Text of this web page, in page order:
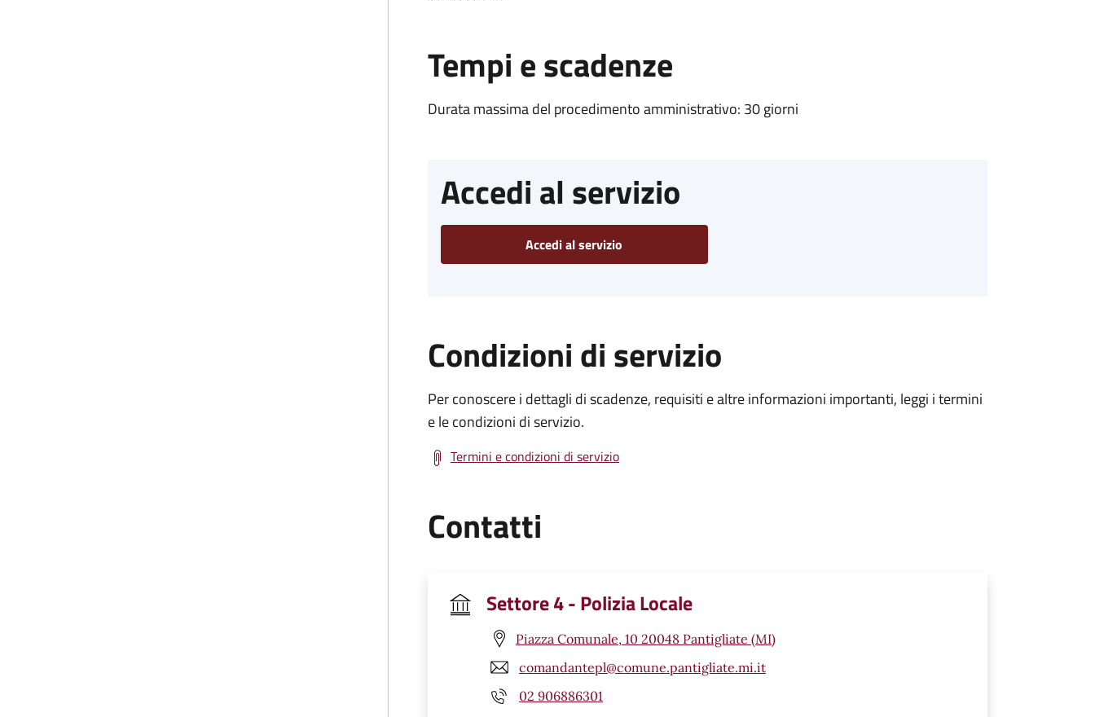
Tempi e scadenze
Durata massima del procedimento amministrativo: 30 giorni
Accedi al servizio
Accedi al servizio
Condizioni di servizio
Per conoscere i dettagli di scadenze, requisiti e altre informazioni importanti, leggi i termini
e le condizioni di servizio.
Termini e condizioni di servizio
Contatti
Settore 4 - Polizia Locale
Piazza Comunale, 10 20048 Pantigliate (MI)
comandantepl@comune.pantigliate.mi.it
02 906886301